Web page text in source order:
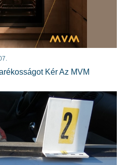
Kér Az MVM